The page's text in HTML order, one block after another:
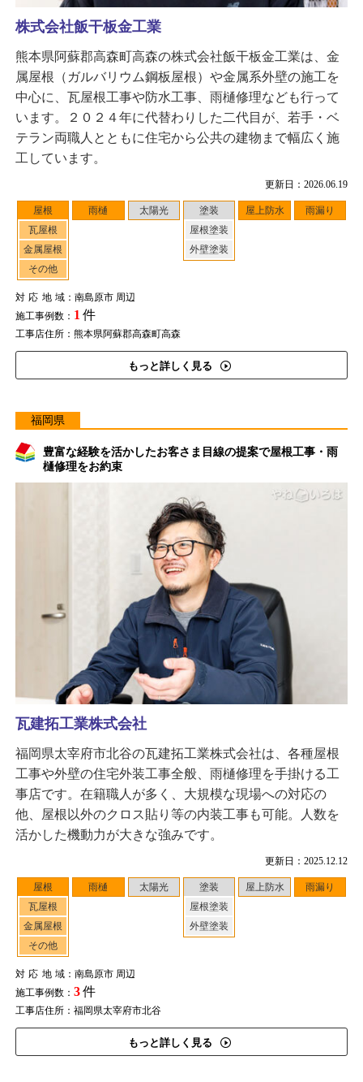
更新日：2026.06.19
屋根
瓦屋根
金属屋根
その他
雨樋 太陽光
塗装
屋根塗装
外壁塗装
屋上防水 雨漏り
対応地域：南島原市 周辺
施工事例数： 1 件
工事店住所：熊本県阿蘇郡高森町高森
もっと詳しく見る
株式会社飯干板金工業
熊本県阿蘇郡高森町高森の株式会社飯干板金工業は、金
属屋根（ガルバリウム鋼板屋根）や金属系外壁の施工を
中心に、瓦屋根工事や防水工事、雨樋修理なども行って
います。２０２４年に代替わりした二代目が、若手・ベ
テラン両職人とともに住宅から公共の建物まで幅広く施
工しています。
福岡県
豊富な経験を活かしたお客さま目線の提案で屋根工事・雨
樋修理をお約束
更新日：2025.12.12
屋根
瓦屋根
金属屋根
その他
雨樋 太陽光
塗装
屋根塗装
外壁塗装
屋上防水 雨漏り
対応地域：南島原市 周辺
施工事例数： 3件
工事店住所：福岡県太宰府市北谷
もっと詳しく見る
瓦建拓工業株式会社
福岡県太宰府市北谷の瓦建拓工業株式会社は、各種屋根
工事や外壁の住宅外装工事全般、雨樋修理を手掛ける工
事店です。在籍職人が多く、大規模な現場への対応の
他、屋根以外のクロス貼り等の内装工事も可能。人数を
活かした機動力が大きな強みです。